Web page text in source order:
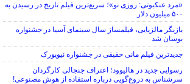
«مرد عنکبوتی: روزی نو»؛ سریع‌ترین فیلم تاریخ در رسیدن به
۵۰۰ میلیون دلار
بازیگر مالزیایی، فیلمساز سال سینمای آسیا در جشنواره
بوسان شد
جدیدترین فیلم مانی حقیقی در جشنواره نیویورک
رسوایی جدید در هالیوود؛ اعتراف جنجالی کارگردان
سرشناس به دروغ‌گویی درباره استفاده از هوش مصنوعی!